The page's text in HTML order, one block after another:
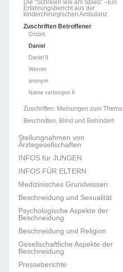
Die "Schreien wie am Spieß" –Ein
Erfahrungsbericht aus der
kinderchirurgischen Ambulanz
Zuschriften Betroffener
Öztürk
Daniel
Daniel II
Werner
anonym
Name verborgen II
Zuschriften: Meinungen zum Thema
Beschnitten, Blind und Behindert
Stellungnahmen von
Ärztegesellschaften
INFOS für JUNGEN
INFOS FÜR ELTERN
Medizinisches Grundwissen
Beschneidung und Sexualität
Psychologische Aspekte der
Beschneidung
Beschneidung und Religion
Gesellschaftliche Aspekte der
Beschneidung
Presseberichte